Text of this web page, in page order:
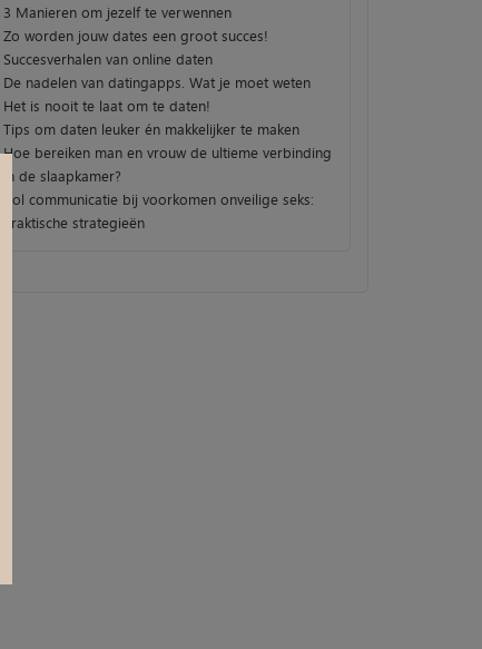
3 Manieren om jezelf te verwennen
Zo worden jouw dates een groot succes!
Succesverhalen van online daten
De nadelen van datingapps. Wat je moet weten
Het is nooit te laat om te daten!
Tips om daten leuker én makkelijker te maken
Hoe bereiken man en vrouw de ultieme verbinding
in de slaapkamer?
Rol communicatie bij voorkomen onveilige seks:
Praktische strategieën